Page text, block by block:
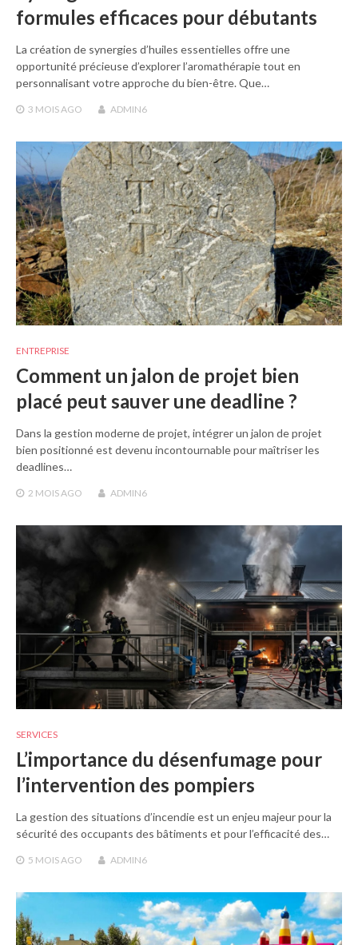
formules efficaces pour débutants
La création de synergies d’huiles essentielles offre une
opportunité précieuse d’explorer l’aromathérapie tout en
personnalisant votre approche du bien-être. Que…
3 MOIS AGO ADMIN6
ENTREPRISE
Comment un jalon de projet bien
placé peut sauver une deadline ?
Dans la gestion moderne de projet, intégrer un jalon de projet
bien positionné est devenu incontournable pour maîtriser les
deadlines…
2 MOIS AGO ADMIN6
SERVICES
L’importance du désenfumage pour
l’intervention des pompiers
La gestion des situations d’incendie est un enjeu majeur pour la
sécurité des occupants des bâtiments et pour l’efficacité des…
5 MOISAGO ADMIN6